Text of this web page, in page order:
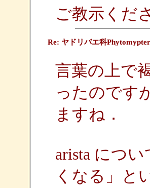
ご教示くだ
Re: ヤドリバエ科
言葉の上で
ったのです
ますね．
arista につ
くなる」と